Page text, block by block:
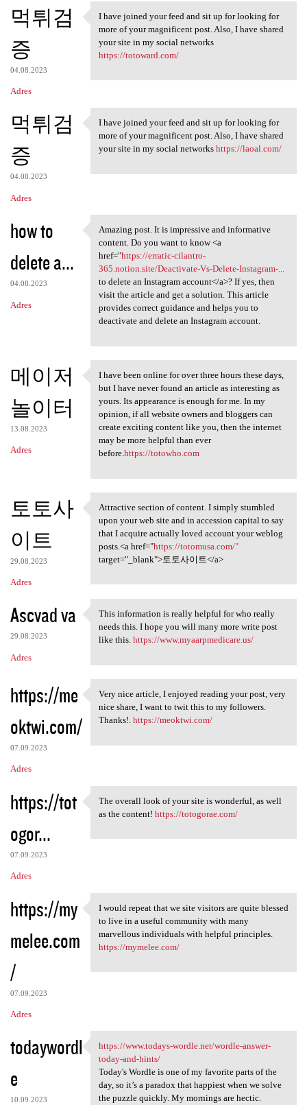
먹튀검
증
04.08.2023
Adres
I have joined your feed and
I have joined your feed and sit up for looking for
more of your magnificent post. Also, I have shared
your site in my social networks
https://totoward.com/
먹튀검
증
04.08.2023
Adres
I have joined your feed and
I have joined your feed and sit up for looking for
more of your magnificent post. Also, I have shared
your site in my social networks https://laoal.com/
how to
delete a...
04.08.2023
Adres
Amazing post. It is
Amazing post. It is impressive and informative
content. Do you want to know <a
href="https://erratic-cilantro-
365.notion.site/Deactivate-Vs-Delete-Instagram-...
to delete an Instagram account</a>? If yes, then
visit the article and get a solution. This article
provides correct guidance and helps you to
deactivate and delete an Instagram account.
메이저
놀이터
13.08.2023
Adres
I have been online for over
I have been online for over three hours these days,
but I have never found an article as interesting as
yours. Its appearance is enough for me. In my
opinion, if all website owners and bloggers can
create exciting content like you, then the internet
may be more helpful than ever
before. https://totowho.com
토토사
이트
29.08.2023
Adres
Attractive section of content
Attractive section of content. I simply stumbled
upon your web site and in accession capital to say
that I acquire actually loved account your weblog
posts.<a href="https://totomusa.com/"
target="_blank">토토사이트</a>
Ascvad va
29.08.2023
Adres
This information is really
This information is really helpful for who really
needs this. I hope you will many more write post
like this. https://www.myaarpmedicare.us/
https://me
oktwi.com/
07.09.2023
Adres
Very nice article, I enjoyed
Very nice article, I enjoyed reading your post, very
nice share, I want to twit this to my followers.
Thanks!. https://meoktwi.com/
https://tot
ogor...
07.09.2023
Adres
The overall look of your site
The overall look of your site is wonderful, as well
as the content! https://totogorae.com/
https://my
melee.com
/
07.09.2023
Adres
I would repeat that we site
I would repeat that we site visitors are quite blessed
to live in a useful community with many
marvellous individuals with helpful principles.
https://mymelee.com/
todaywordl
e
10.09.2023
https://www.todays-wordle.net
https://www.todays-wordle.net/wordle-answer-
today-and-hints/
Today's Wordle is one of my favorite parts of the
day, so it’s a paradox that happiest when we solve
the puzzle quickly. My mornings are hectic.